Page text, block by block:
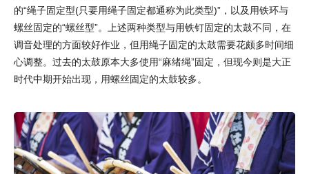
的“绳子固定型(只要用绳子固定都通称为此类型)”，以及用铁环与
螺丝固定的“螺丝型”。上述两种类型与用铁钉固定的太鼓不同，在
调音处理的方面较好作业，但用绳子固定的太鼓需要花颇多时间细
心调整。过去的太鼓原本大多使用“麻绪绳”固定，但现今则是大正
时代中期开始出现，用螺丝固定的太鼓较多。